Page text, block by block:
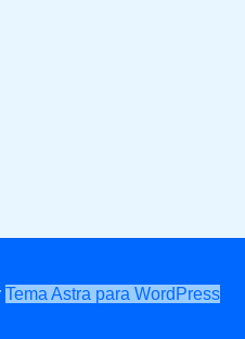
Tema Astra para WordPress